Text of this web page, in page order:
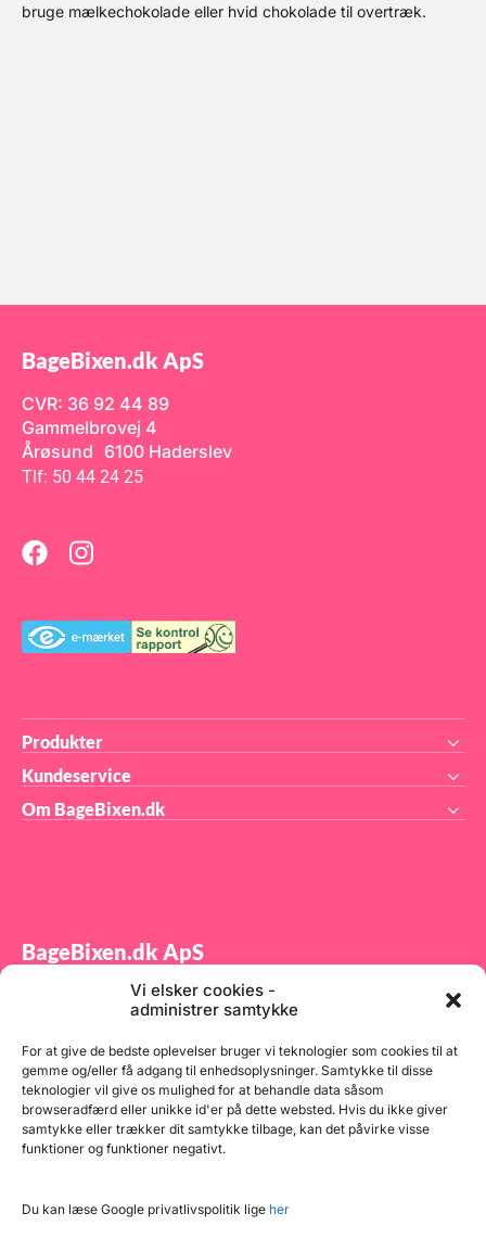
Vi elsker cookies -
administrer samtykke
For at give de bedste oplevelser bruger vi teknologier som cookies til at
gemme og/eller få adgang til enhedsoplysninger. Samtykke til disse
teknologier vil give os mulighed for at behandle data såsom
browseradfærd eller unikke id'er på dette websted. Hvis du ikke giver
samtykke eller trækker dit samtykke tilbage, kan det påvirke visse
funktioner og funktioner negativt.
Du kan læse Google privatlivspolitik lige her
bruge mælkechokolade eller hvid chokolade til overtræk.
BageBixen.dk ApS
CVR: 36 92 44 89
Gammelbrovej 4
Årøsund 6100 Haderslev
Tlf: 50 44 24 25
Produkter
Kundeservice
Om BageBixen.dk
BageBixen.dk ApS
Tilmeld dig vores nyhedsbrev og modtag gode tilbud
samt spændende produktnyheder direkte i din
indbakke.